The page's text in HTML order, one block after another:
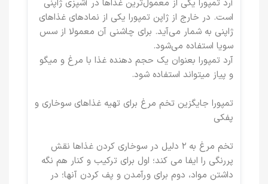
آرد تمپورا یکی از معمول‌ترین غذاها در آشپزی ژاپنی
است. در خارج از ژاپن تمپورا یکی از نمادهای غذاهای
ژاپنی به شمار می‌آید. برای چاشنی آن معمولا از سس
سویا استفاده می‌شود.
آرد تمپورا بعنوان یک حجم دهنده غذا با مرغ و میگو
و پیاز میتواند استفاده شود.
تمپورا جایگزین تخم مرغ برای تهیه غذاهای سوخاری و
پفکی
تخم مرغ به ٢ دلیل در سوخاری کردن غذاها نقش
پررنگی را ایفا می کند؛ اول برای ترکیب و کنار هم نگه
داشتن مواد، دوم برای ورآمدن و پف کردن آنها؛ در